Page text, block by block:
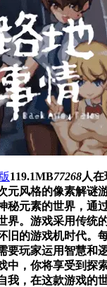
119.1MB77268人在
元风格的像素解谜
秘元素的世界，通
界。游戏采用传统
旧的游戏机时代。
要玩家运用智慧和
中，你将享受到探
我，在这款游戏的